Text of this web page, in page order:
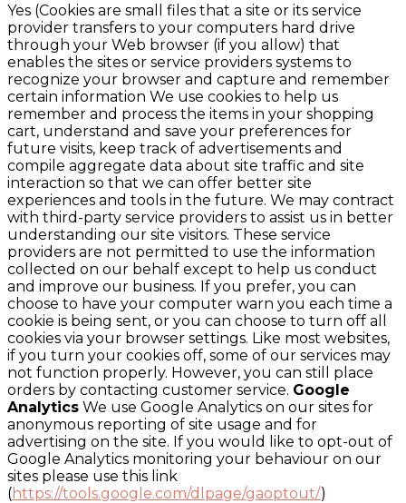
Yes (Cookies are small files that a site or its service
provider transfers to your computers hard drive
through your Web browser (if you allow) that
enables the sites or service providers systems to
recognize your browser and capture and remember
certain information We use cookies to help us
remember and process the items in your shopping
cart, understand and save your preferences for
future visits, keep track of advertisements and
compile aggregate data about site traffic and site
interaction so that we can offer better site
experiences and tools in the future. We may contract
with third-party service providers to assist us in better
understanding our site visitors. These service
providers are not permitted to use the information
collected on our behalf except to help us conduct
and improve our business. If you prefer, you can
choose to have your computer warn you each time a
cookie is being sent, or you can choose to turn off all
cookies via your browser settings. Like most websites,
if you turn your cookies off, some of our services may
not function properly. However, you can still place
orders by contacting customer service. Google
Analytics We use Google Analytics on our sites for
anonymous reporting of site usage and for
advertising on the site. If you would like to opt-out of
Google Analytics monitoring your behaviour on our
sites please use this link
(https://tools.google.com/dlpage/gaoptout/)